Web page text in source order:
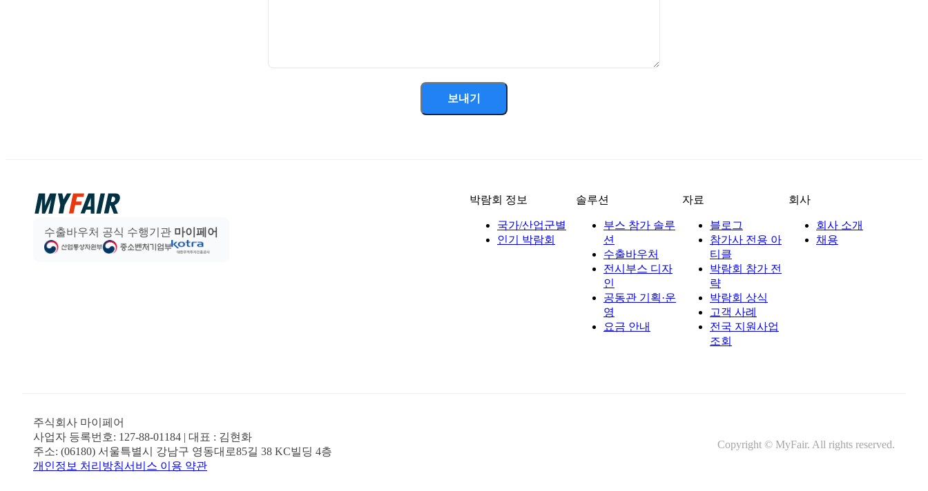
보내기
수출바우처 공식 수행기관 마이페어
박람회 정보
국가/산업군별
인기 박람회
솔루션
부스 참가 솔루
션
수출바우처
전시부스 디자
인
공동관 기획·운
영
요금 안내
자료
블로그
참가사 전용 아
티클
박람회 참가 전
략
박람회 상식
고객 사례
전국 지원사업
조회
회사
회사 소개
채용
주식회사 마이페어
사업자 등록번호: 127-88-01184 | 대표 : 김현화
주소: (06180) 서울특별시 강남구 영동대로85길 38 KC빌딩 4층
개인정보 처리방침서비스 이용 약관
Copyright © MyFair. All rights reserved.